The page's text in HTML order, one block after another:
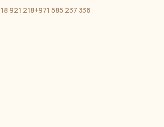
921 218+971 585 237 336